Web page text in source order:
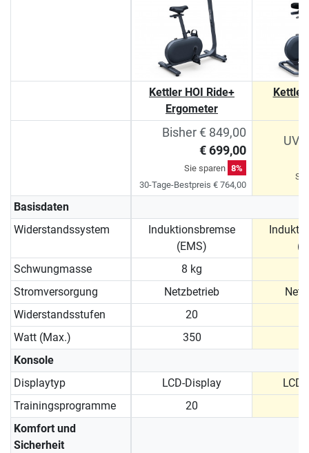
Kettler HOI Ride+
Ergometer
Kettler
Bisher € 849,00
€ 699,00
Sie sparen 8%
30-Tage-Bestpreis € 764,00
Basisdaten
Widerstandssystem
Induktionsbremse
(EMS)
Schwungmasse
8 kg
Stromversorgung
Netzbetrieb
Widerstandsstufen
20
Watt (Max.)
350
Konsole
Displaytyp
LCD-Display
Trainingsprogramme
20
Komfort und
Sicherheit